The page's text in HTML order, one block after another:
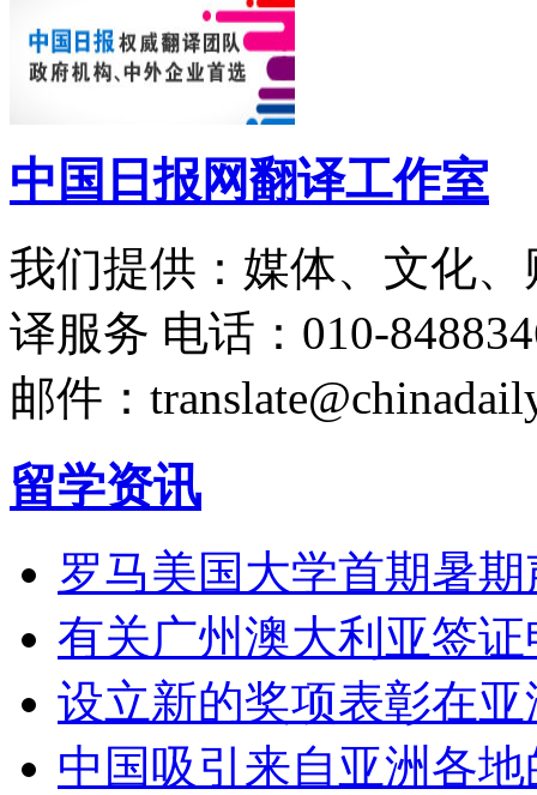
中国日报网翻译工作室
我们提供：媒体、文化
译服务 电话：010-
邮件：
留学资讯
罗马美国大学首期暑
有关广州澳大利亚签
设立新的奖项表彰在
中国吸引来自亚洲各